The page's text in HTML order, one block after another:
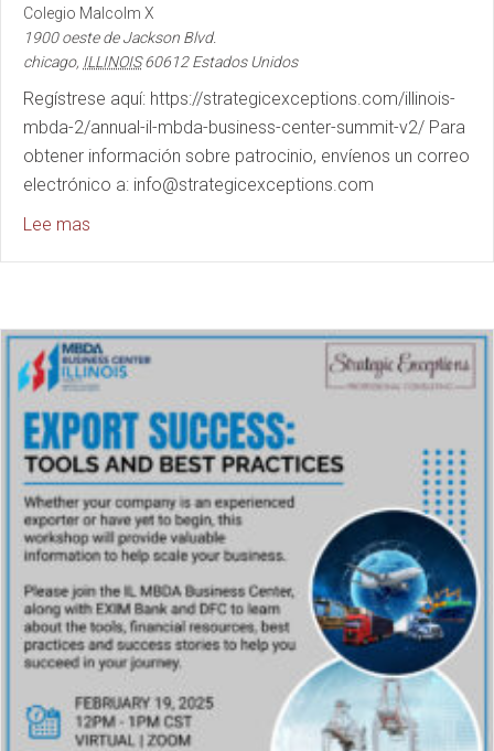
Colegio Malcolm X
1900 oeste de Jackson Blvd.
chicago, ILLINOIS 60612 Estados Unidos
Regístrese aquí: https://strategicexceptions.com/illinois-
mbda-2/annual-il-mbda-business-center-summit-v2/ Para
obtener información sobre patrocinio, envíenos un correo
electrónico a: info@strategicexceptions.com
Lee mas